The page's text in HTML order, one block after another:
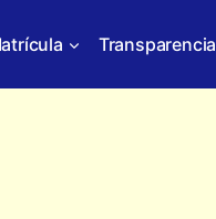
Transparencia